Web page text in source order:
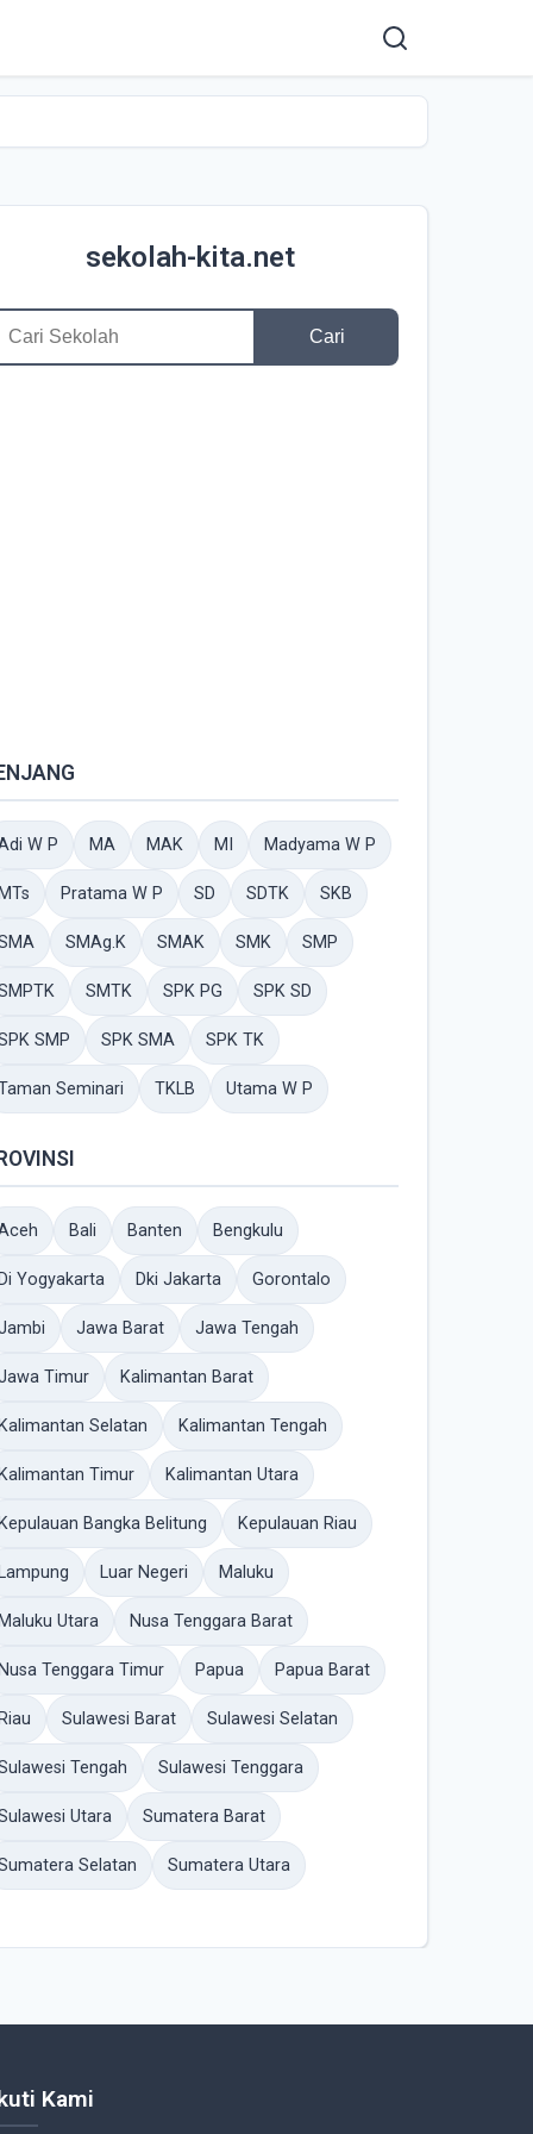
sekolah-kita.net
Cari
W P MA MAK MI Madyama W P
Pratama W P SD SDTK SKB
SMAg.K SMAK SMK SMP
SMTK SPK PG SPK SD
SMP SPK SMA SPK TK
Seminari TKLB Utama W P
Bali Banten Bengkulu
Yogyakarta Dki Jakarta Gorontalo
Jawa Barat Jawa Tengah
Timur Kalimantan Barat
Selatan Kalimantan Tengah
Timur Kalimantan Utara
Bangka Belitung Kepulauan Riau
Luar Negeri Maluku
Utara Nusa Tenggara Barat
Tenggara Timur Papua Papua Barat
Sulawesi Barat Sulawesi Selatan
Tengah Sulawesi Tenggara
Utara Sumatera Barat
Selatan Sumatera Utara
Kami